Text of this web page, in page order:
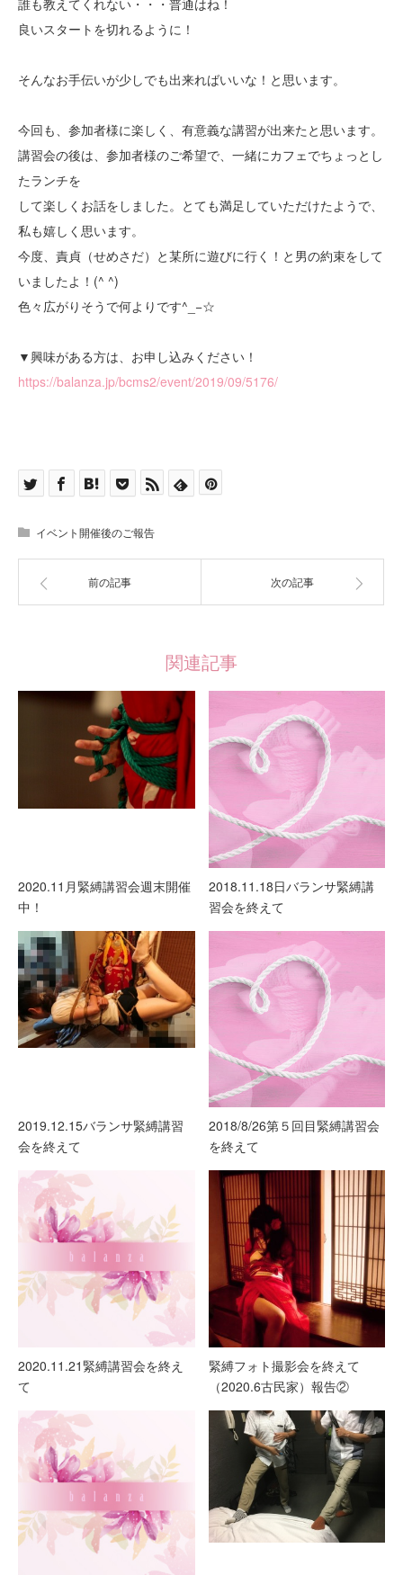
誰も教えてくれない・・・普通はね！
良いスタートを切れるように！
そんなお手伝いが少しでも出来ればいいな！と思います。
今回も、参加者様に楽しく、有意義な講習が出来たと思います。
講習会の後は、参加者様のご希望で、一緒にカフェでちょっとし
たランチを
して楽しくお話をしました。とても満足していただけたようで、
私も嬉しく思います。
今度、責貞（せめさだ）と某所に遊びに行く！と男の約束をして
いましたよ！(^ ^)
色々広がりそうで何よりです^_−☆
▼興味がある方は、お申し込みください！
https://balanza.jp/bcms2/event/2019/09/5176/
イベント開催後のご報告
前の記事 次の記事
関連記事
2020.11月緊縛講習会週末開催
中！
2018.11.18日バランサ緊縛講
習会を終えて
2019.12.15バランサ緊縛講習
会を終えて
2018/8/26第５回目緊縛講習会
を終えて
2020.11.21緊縛講習会を終え
て
緊縛フォト撮影会を終えて
（2020.6古民家）報告②